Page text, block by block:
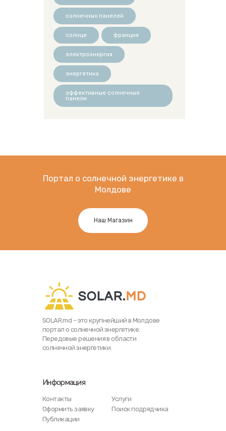
солнечных панелей
солнце франция
электроэнергия
энергетика
эффективные солнечные
панели
Портал о солнечной энергетике в
Молдове
Наш Магазин
SOLAR.md – это крупнейший в Молдове
портал о солнечной энергетике.
Передовые решения в области
солнечной энергетики.
Информация
Контакты
Услуги
Оформить заявку
Поиск подрядчика
Публикации